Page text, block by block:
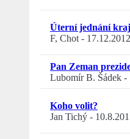
Úterní jednání
F, Chot-
Pan Zeman
Lubomír B. Šádek -
Koho volit?
Jan Tichý -